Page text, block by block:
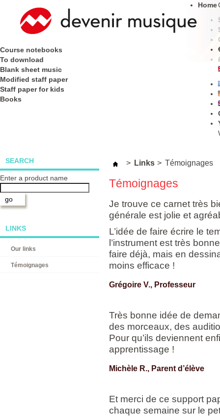
Home
Course notebooks
To download
Blank sheet music
Modified staff paper
Staff paper for kids
Books
SEARCH
Enter a product name
LINKS
Our links
Témoignages
> Links > Témoignages
Témoignages
Je trouve ce carnet très
générale est jolie et
L’idée de faire écrire le
l’instrument est très
faire déjà, mais en
moins efficace !
Grégoire V., Professeur
Très bonne idée de
des morceaux, des
Pour qu’ils deviennent
apprentissage !
Michèle R., Parent d’élève
Et merci de ce support
chaque semaine sur le